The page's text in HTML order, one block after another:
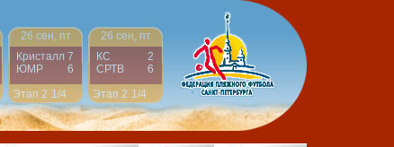
26 сен, пт
Кристалл 7
ЮМР
6
Этап 2 1/4
26 сен, пт
КС
2
СРТВ
6
Этап 2 1/4